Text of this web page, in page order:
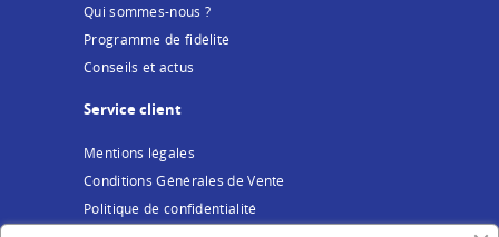
Qui sommes-nous ?
Programme de fidélité
Conseils et actus
Service client
Mentions légales
Conditions Générales de Vente
Politique de confidentialité